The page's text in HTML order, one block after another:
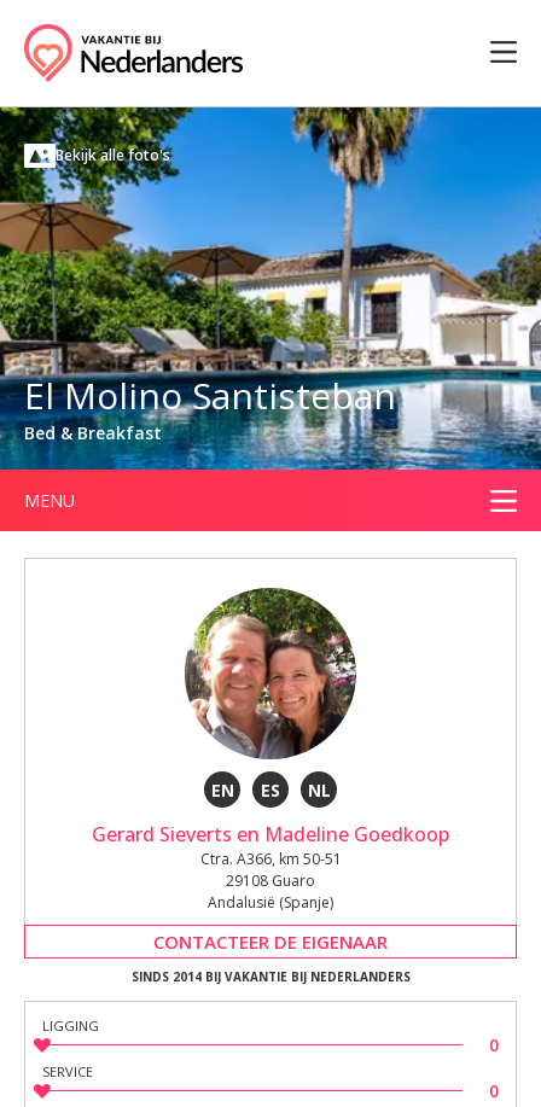
Bekijk alle foto's
El Molino Santisteban
Bed & Breakfast
MENU
EN ES NL
Gerard Sieverts en Madeline Goedkoop
Ctra. A366, km 50-51
29108 Guaro
Andalusië (Spanje)
CONTACTEER DE EIGENAAR
SINDS 2014 BIJ VAKANTIE BIJ NEDERLANDERS
LIGGING
0
SERVICE
0